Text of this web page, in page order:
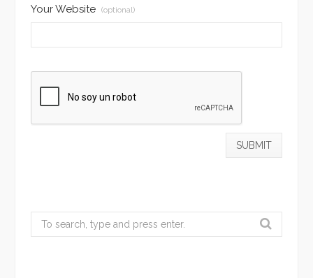
Your Website (optional)
Search
for: